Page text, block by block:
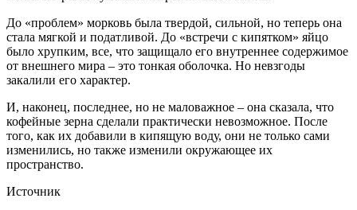
До «проблем» морковь была твердой, сильной, но теперь она
стала мягкой и податливой. До «встречи с кипятком» яйцо
было хрупким, все, что защищало его внутреннее содержимое
от внешнего мира – это тонкая оболочка. Но невзгоды
закалили его характер.
И, наконец, последнее, но не маловажное – она сказала, что
кофейные зерна сделали практически невозможное. После
того, как их добавили в кипящую воду, они не только сами
изменились, но также изменили окружающее их
пространство.
Источник